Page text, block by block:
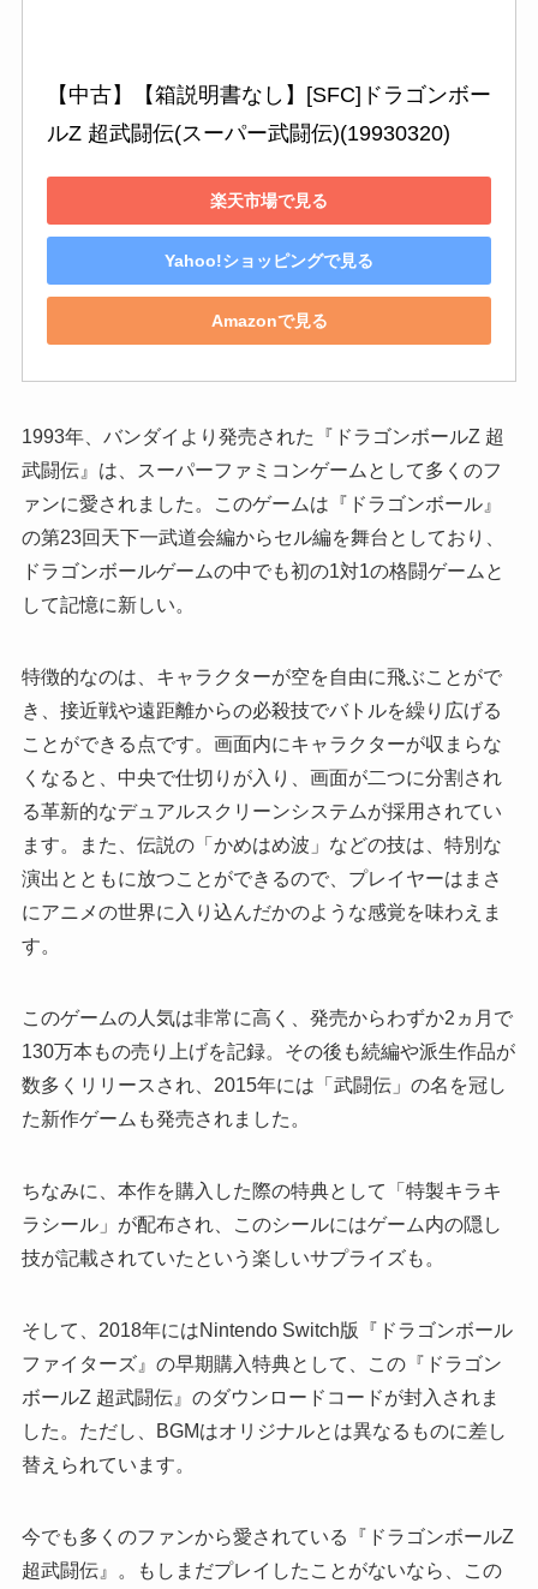
【中古】【箱説明書なし】[SFC]ドラゴンボー
ルZ 超武闘伝(スーパー武闘伝)(19930320)
楽天市場で見る
Yahoo!ショッピングで見る
Amazonで見る
1993年、バンダイより発売された『ドラゴンボールZ 超
武闘伝』は、スーパーファミコンゲームとして多くのフ
ァンに愛されました。このゲームは『ドラゴンボール』
の第23回天下一武道会編からセル編を舞台としており、
ドラゴンボールゲームの中でも初の1対1の格闘ゲームと
して記憶に新しい。
特徴的なのは、キャラクターが空を自由に飛ぶことがで
き、接近戦や遠距離からの必殺技でバトルを繰り広げる
ことができる点です。画面内にキャラクターが収まらな
くなると、中央で仕切りが入り、画面が二つに分割され
る革新的なデュアルスクリーンシステムが採用されてい
ます。また、伝説の「かめはめ波」などの技は、特別な
演出とともに放つことができるので、プレイヤーはまさ
にアニメの世界に入り込んだかのような感覚を味わえま
す。
このゲームの人気は非常に高く、発売からわずか2ヵ月で
130万本もの売り上げを記録。その後も続編や派生作品が
数多くリリースされ、2015年には「武闘伝」の名を冠し
た新作ゲームも発売されました。
ちなみに、本作を購入した際の特典として「特製キラキ
ラシール」が配布され、このシールにはゲーム内の隠し
技が記載されていたという楽しいサプライズも。
そして、2018年にはNintendo Switch版『ドラゴンボール
ファイターズ』の早期購入特典として、この『ドラゴン
ボールZ 超武闘伝』のダウンロードコードが封入されま
した。ただし、BGMはオリジナルとは異なるものに差し
替えられています。
今でも多くのファンから愛されている『ドラゴンボールZ
超武闘伝』。もしまだプレイしたことがないなら、この